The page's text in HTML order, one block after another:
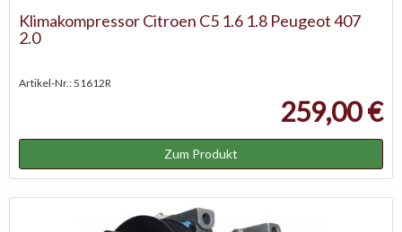
Klimakompressor Citroen C5 1.6 1.8 Peugeot 407
2.0
Artikel-Nr.: 51612R
259,00 €
Zum Produkt